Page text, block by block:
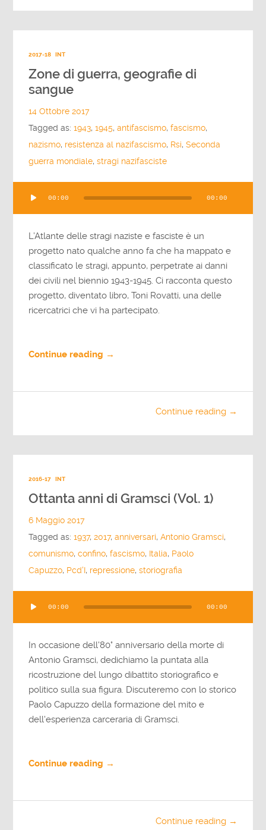
2017-18 INT
Zone di guerra, geografie di
sangue
14 Ottobre 2017
Tagged as:1943,1945,antifascismo,fascismo,
nazismo, resistenza al nazifascismo, Rsi,Seconda
guerra mondiale,stragi nazifasciste
Player
00:00 00:00
L’Atlante delle stragi naziste e fasciste è un
progetto nato qualche anno fa che ha mappato e
classificato le stragi, appunto, perpetrate ai danni
dei civili nel biennio 1943-1945. Ci racconta questo
progetto, diventato libro, Toni Rovatti, una delle
ricercatrici che vi ha partecipato.
Continue reading →
Continue reading →
2016-17 INT
Ottanta anni di Gramsci (Vol. 1)
6 Maggio 2017
Tagged as:1937,2017,anniversari,Antonio Gramsci,
comunismo,confino,fascismo, Italia, Paolo
Capuzzo, Pcd'I, repressione,storiografia
Player
00:00 00:00
In occasione dell'80° anniversario della morte di
Antonio Gramsci, dedichiamo la puntata alla
ricostruzione del lungo dibattito storiografico e
politico sulla sua figura. Discuteremo con lo storico
Paolo Capuzzo della formazione del mito e
dell'esperienza carceraria di Gramsci.
Continue reading →
Continue reading →